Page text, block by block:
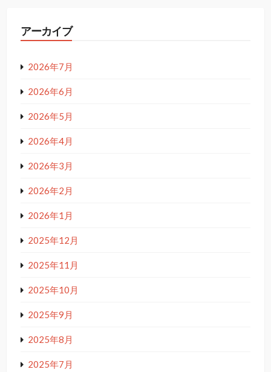
アーカイブ
2026年7月
2026年6月
2026年5月
2026年4月
2026年3月
2026年2月
2026年1月
2025年12月
2025年11月
2025年10月
2025年9月
2025年8月
2025年7月